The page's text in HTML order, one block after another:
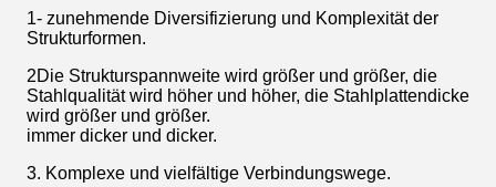
1- zunehmende Diversifizierung und Komplexität der
Strukturformen.
2Die Strukturspannweite wird größer und größer, die
Stahlqualität wird höher und höher, die Stahlplattendicke
wird größer und größer.
immer dicker und dicker.
3. Komplexe und vielfältige Verbindungswege.